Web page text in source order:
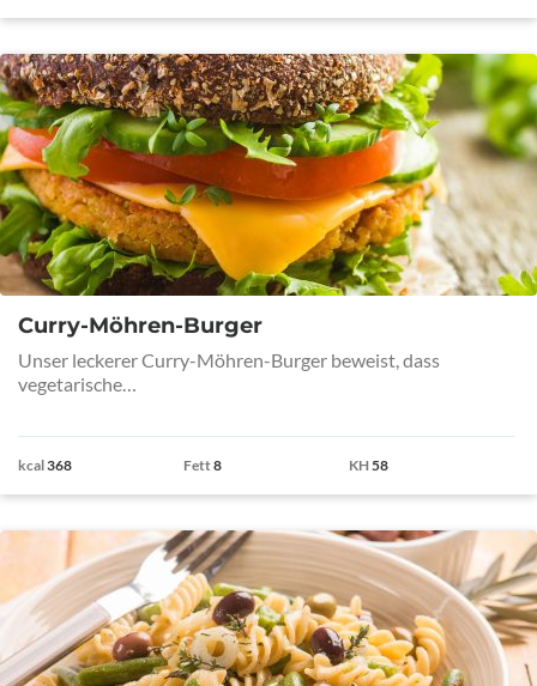
Curry-Möhren-Burger
Unser leckerer Curry-Möhren-Burger beweist, dass
vegetarische…
kcal368 Fett8 KH58